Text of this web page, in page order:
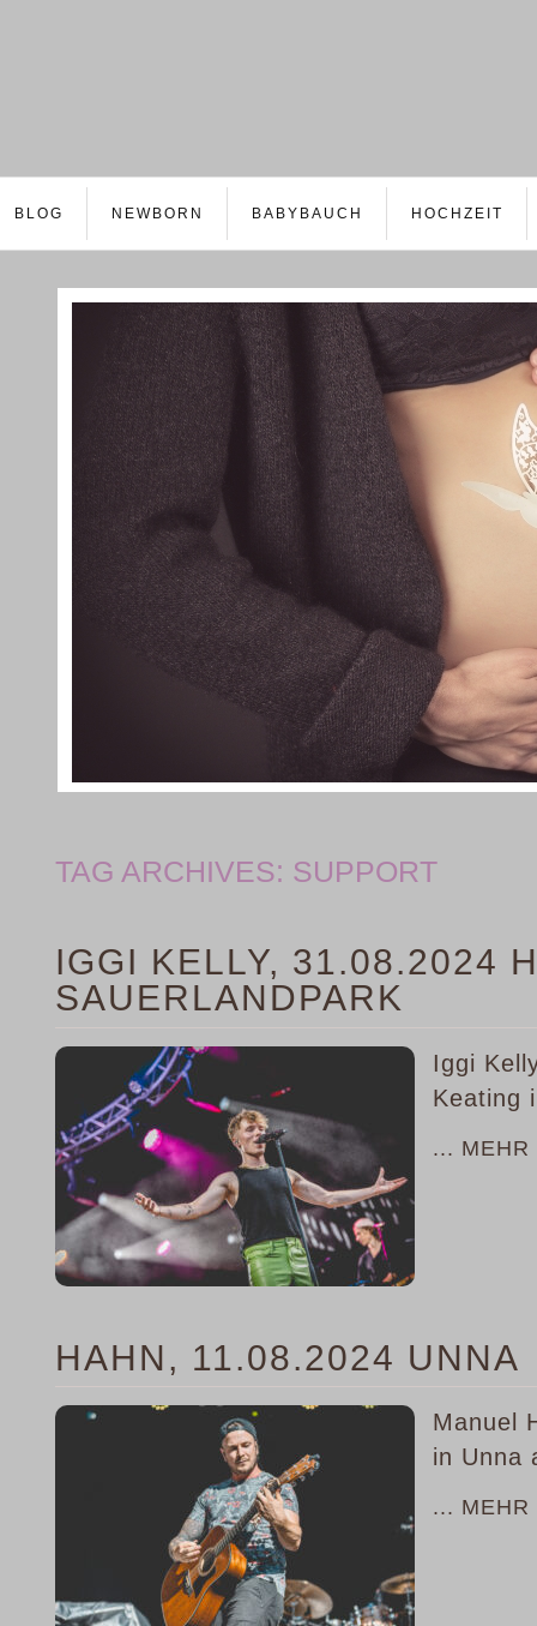
BLOG NEWBORN BABYBAUCH HOCHZEIT
TAG ARCHIVES: SUPPORT
IGGI KELLY, 31.08.2024
SAUERLANDPARK
Iggi
Keating
... MEHR
HAHN, 11.08.2024 UNNA
Manuel
in Unna
... MEHR